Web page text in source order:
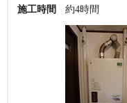
施工時間
約4時間